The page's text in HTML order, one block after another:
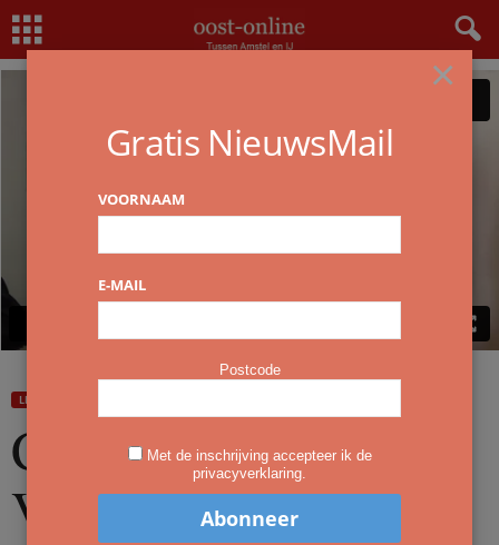
Home Claudia Biegel: ‘Bijna Vernietigd’
LEZEN EN SCHRIJVEN
Claudia Biegel: ‘Bijna
Vernietigd’
×
Gratis NieuwsMail
VOORNAAM
E-MAIL
Postcode
Met de inschrijving accepteer ik de
privacyverklaring.